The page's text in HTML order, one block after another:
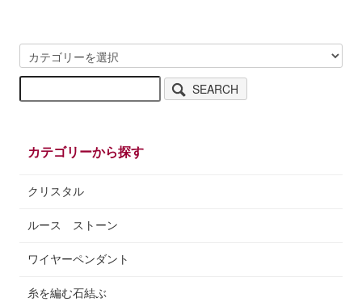
SEARCH
カテゴリーから探す
クリスタル
ルース ストーン
ワイヤーペンダント
糸を編む石結ぶ